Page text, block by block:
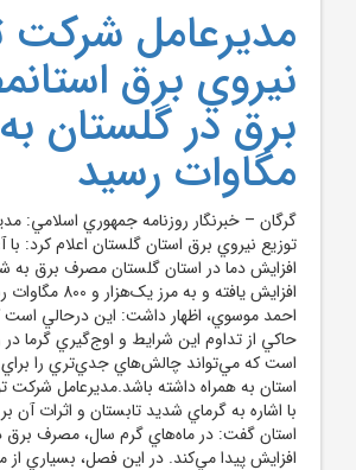
مديرعامل شرکت
نيروي برق
مگاوات رسيد
گرگان – خبرنگار روزنامه جمهوري اسلامي:
توزيع نيروي برق استان گلستان اعلام کرد: با
افزايش دما در استان گلستان مصرف برق به
افزايش يافته و به
احمد موسوي، اظهار داشت: اين درحالي
حاکي از تداوم اين شرايط و اوج‌گيري گرما در
است که مي‌تواند چالش‌هاي جدي‌تري را براي
استان به همراه داشته باشد.مديرعامل شرکت
با اشاره به گرماي شديد تابستان و اثرات آن
استان گفت: در ماه‌هاي گرم سال، مصرف برق
افزايش پيدا مي‌کند. در اين فصل، بسياري از